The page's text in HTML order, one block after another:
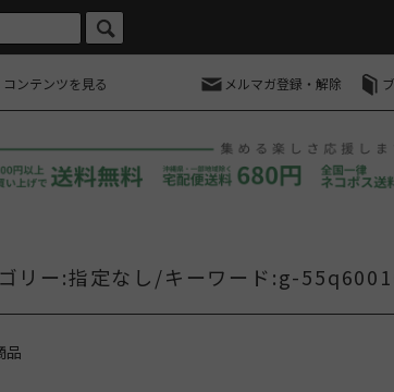
コンテンツを見る メルマガ登録・解除
リー:指定なし/キーワード:g-
品